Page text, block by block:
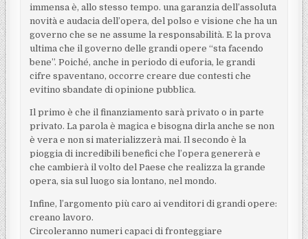
immensa è, allo stesso tempo. una garanzia dell’assoluta
novità e audacia dell’opera, del polso e visione che ha un
governo che se ne assume la responsabilità. E la prova
ultima che il governo delle grandi opere “sta facendo
bene”. Poiché, anche in periodo di euforia, le grandi
cifre spaventano, occorre creare due contesti che
evitino sbandate di opinione pubblica.
Il primo è che il finanziamento sarà privato o in parte
privato. La parola è magica e bisogna dirla anche se non
è vera e non si materializzerà mai. Il secondo è la
pioggia di incredibili benefici che l’opera genererà e
che cambierà il volto del Paese che realizza la grande
opera, sia sul luogo sia lontano, nel mondo.
Infine, l’argomento più caro ai venditori di grandi opere:
creano lavoro.
Circoleranno numeri capaci di fronteggiare